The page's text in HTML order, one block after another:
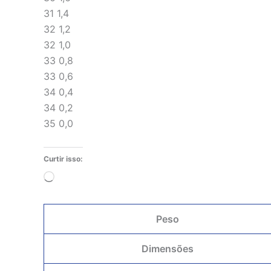
31 1,4
32 1,2
32 1,0
33 0,8
33 0,6
34 0,4
34 0,2
35 0,0
Curtir isso:
Carregando...
Peso
Dimensões